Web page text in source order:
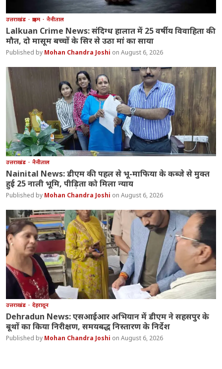
उत्तराखंड क्राइम नैनीताल
Lalkuan Crime News: संदिग्ध हालात में 25 वर्षीय विवाहिता की
मौत, दो मासूम बच्चों के सिर से उठा मां का साया
Mohan Chandra Joshi August 6, 2026
उत्तराखंड नैनीताल
Nainital News: डीएम की पहल से भू-माफिया के कब्जे से मुक्त
हुई 25 नाली भूमि, पीड़िता को मिला न्याय
Mohan Chandra Joshi August 6, 2026
उत्तराखंड देहरादून
Dehradun News: एसआईआर अभियान में डीएम ने सहसपुर के
बूथों का किया निरीक्षण, समयबद्ध निस्तारण के निर्देश
Mohan Chandra Joshi August 6, 2026